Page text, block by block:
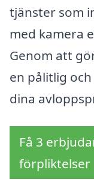
tjänster som
med kamera
Genom att
en pålitlig
dina
Få 3
förpliktelser